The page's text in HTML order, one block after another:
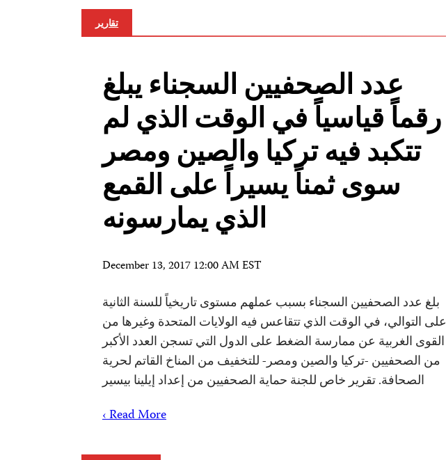
تقارير
عدد الصحفيين السجناء يبلغ
رقماً قياسياً في الوقت الذي لم
تتكبد فيه تركيا والصين ومصر
سوى ثمناً يسيراً على القمع
الذي یمارسونه
December 13, 2017 12:00 AM EST
بلغ عدد الصحفيين السجناء بسبب عملهم مستوى تاريخياً للسنة الثانية
على التوالي، في الوقت الذي تتقاعس فيه الولايات المتحدة وغيرها من
القوى الغربية عن ممارسة الضغط على الدول التي تسجن العدد الأكبر
من الصحفيين -تركيا والصين ومصر- للتخفيف من المناخ القاتم لحرية
الصحافة. تقرير خاص للجنة حماية الصحفيين من إعداد إيلينا بيسير
Read More ›